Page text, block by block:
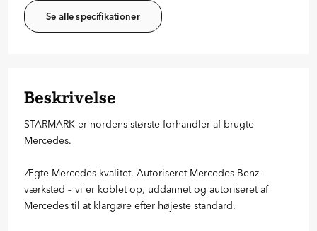
Se alle specifikationer
Beskrivelse
STARMARK er nordens største forhandler af brugte
Mercedes.
Ægte Mercedes-kvalitet. Autoriseret Mercedes-Benz-
værksted – vi er koblet op, uddannet og autoriseret af
Mercedes til at klargøre efter højeste standard.